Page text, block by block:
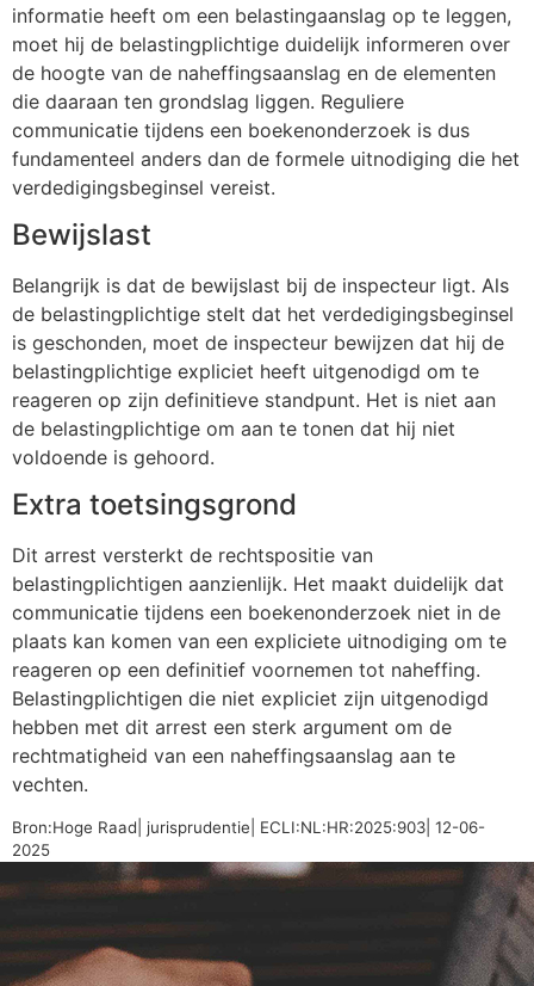
informatie heeft om een belastingaanslag op te leggen,
moet hij de belastingplichtige duidelijk informeren over
de hoogte van de naheffingsaanslag en de elementen
die daaraan ten grondslag liggen. Reguliere
communicatie tijdens een boekenonderzoek is dus
fundamenteel anders dan de formele uitnodiging die het
verdedigingsbeginsel vereist.
Bewijslast
Belangrijk is dat de bewijslast bij de inspecteur ligt. Als
de belastingplichtige stelt dat het verdedigingsbeginsel
is geschonden, moet de inspecteur bewijzen dat hij de
belastingplichtige expliciet heeft uitgenodigd om te
reageren op zijn definitieve standpunt. Het is niet aan
de belastingplichtige om aan te tonen dat hij niet
voldoende is gehoord.
Extra toetsingsgrond
Dit arrest versterkt de rechtspositie van
belastingplichtigen aanzienlijk. Het maakt duidelijk dat
communicatie tijdens een boekenonderzoek niet in de
plaats kan komen van een expliciete uitnodiging om te
reageren op een definitief voornemen tot naheffing.
Belastingplichtigen die niet expliciet zijn uitgenodigd
hebben met dit arrest een sterk argument om de
rechtmatigheid van een naheffingsaanslag aan te
vechten.
Bron:Hoge Raad| jurisprudentie| ECLI:NL:HR:2025:903| 12-06-
2025